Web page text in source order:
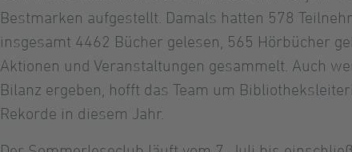
Bestmarken aufgestellt. Damals hatten 578
insgesamt 4462 Bücher gelesen, 565 Hörbücher
Aktionen und Veranstaltungen gesammelt. Auch
Bilanz ergeben, hofft das Team um
Rekorde in diesem Jahr.